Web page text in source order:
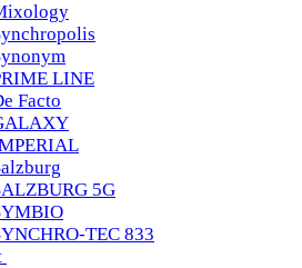
LINE
Facto
5G
TEC 833